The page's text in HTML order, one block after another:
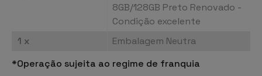
8GB/128GB Preto Renovado -
Condição excelente
1 x
Embalagem Neutra
*Operação sujeita ao regime de franquia